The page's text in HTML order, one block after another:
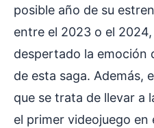
posible año de su
entre el 2023 o el
despertado la emoción
de esta saga. Además,
que se trata de llevar a
el primer videojuego